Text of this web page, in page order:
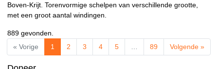
Boven-Krijt. Torenvormige schelpen van verschillende grootte,
met een groot aantal windingen.
889 gevonden.
« Vorige
1 2 3 4 5 89 Volgende »